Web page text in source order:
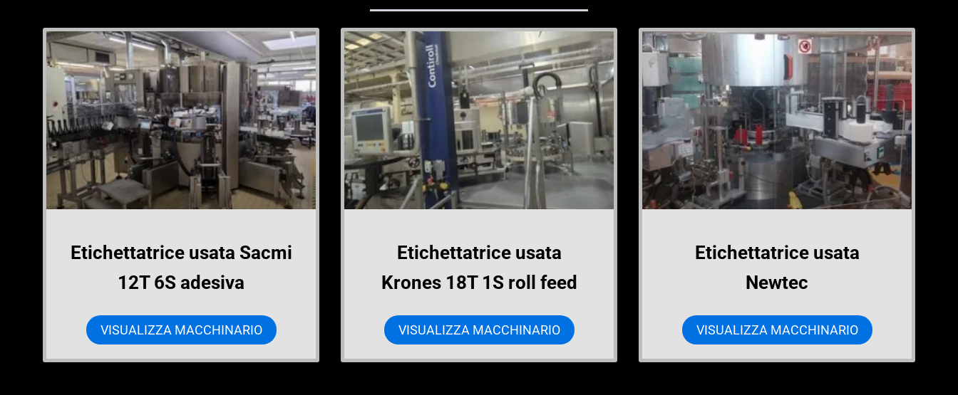
Etichettatrice usata Sacmi
12T 6S adesiva
VISUALIZZA MACCHINARIO
Etichettatrice usata
Krones 18T 1S roll feed
VISUALIZZA MACCHINARIO
Etichettatrice usata
Newtec
VISUALIZZA MACCHINARIO